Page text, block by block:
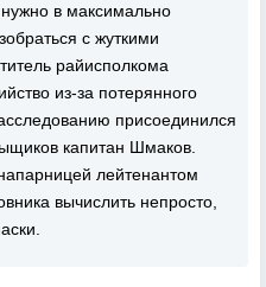
в максимально
с жуткими
райисполкома
из-за потерянного
присоединился
капитан Шмаков.
лейтенантом
вычислить непросто,